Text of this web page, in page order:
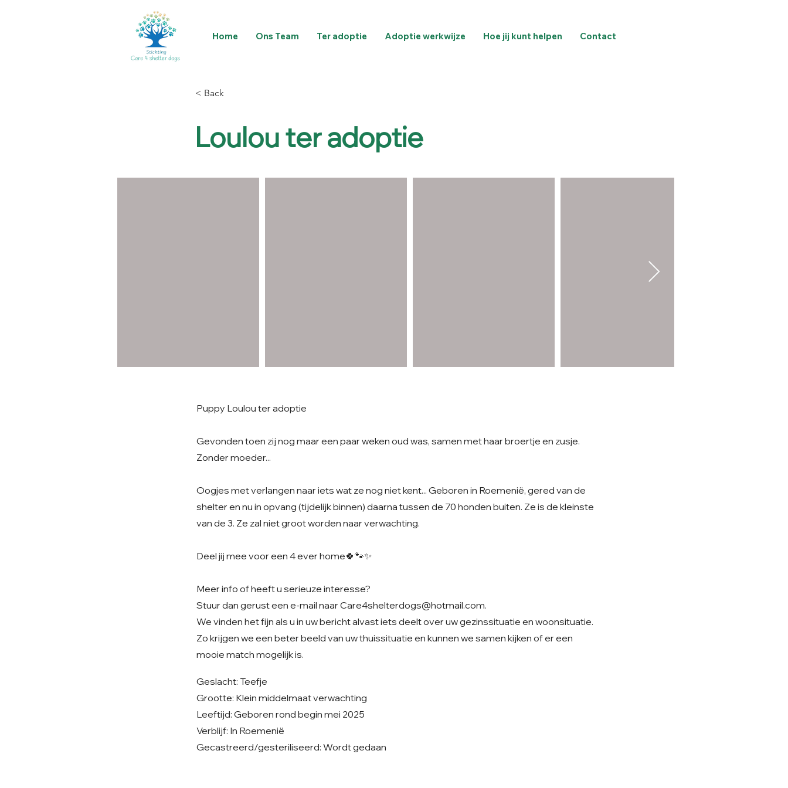
Home Ons Team Ter adoptie Adoptie werkwijze Hoe jij kunt helpen Contact
< Back
Loulou ter adoptie
Puppy Loulou ter adoptie
Gevonden toen zij nog maar een paar weken oud was, samen met haar broertje en zusje.
Zonder moeder...
Oogjes met verlangen naar iets wat ze nog niet kent... Geboren in Roemenië, gered van de
shelter en nu in opvang (tijdelijk binnen) daarna tussen de 70 honden buiten. Ze is de kleinste
van de 3. Ze zal niet groot worden naar verwachting.
Deel jij mee voor een 4 ever home🍀🐾✨️
Meer info of heeft u serieuze interesse?
Stuur dan gerust een e-mail naar Care4shelterdogs@hotmail.com.
We vinden het fijn als u in uw bericht alvast iets deelt over uw gezinssituatie en woonsituatie.
Zo krijgen we een beter beeld van uw thuissituatie en kunnen we samen kijken of er een
mooie match mogelijk is.
Geslacht: Teefje
Grootte: Klein middelmaat verwachting
Leeftijd: Geboren rond begin mei 2025
Verblijf: In Roemenië
Gecastreerd/gesteriliseerd: Wordt gedaan